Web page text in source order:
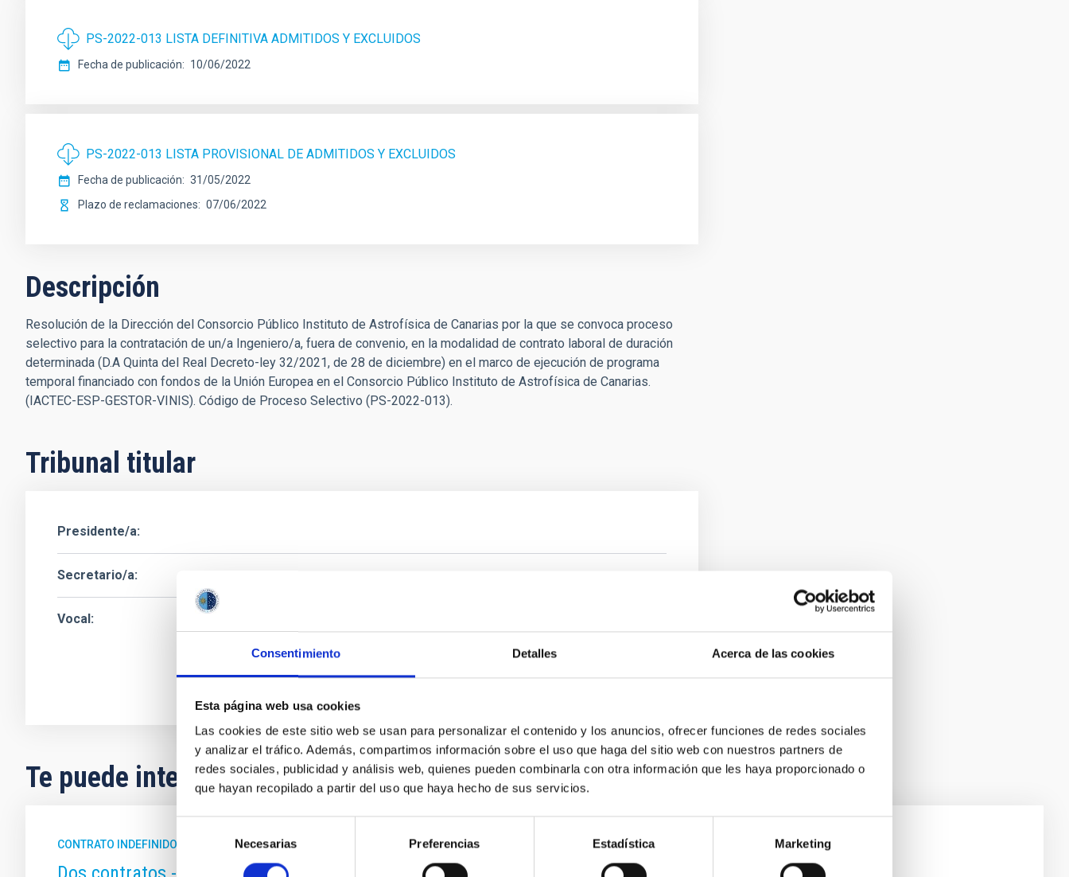
Consentimiento Detalles Acerca de las cookies
Esta página web usa cookies
Las cookies de este sitio web se usan para personalizar el contenido y los anuncios, ofrecer funciones de redes sociales
y analizar el tráfico. Además, compartimos información sobre el uso que haga del sitio web con nuestros partners de
redes sociales, publicidad y análisis web, quienes pueden combinarla con otra información que les haya proporcionado o
que hayan recopilado a partir del uso que haya hecho de sus servicios.
de
consentimiento
Necesarias Preferencias Estadística Marketing
PS-2022-013 LISTA DEFINITIVA ADMITIDOS Y EXCLUIDOS
Fecha de publicación 10/06/2022
PS-2022-013 LISTA PROVISIONAL DE ADMITIDOS Y EXCLUIDOS
Fecha de publicación
31/05/2022
Plazo de reclamaciones
07/06/2022
Descripción
Resolución de la Dirección del Consorcio Público Instituto de Astrofísica de Canarias por la que se convoca proceso
selectivo para la contratación de un/a Ingeniero/a, fuera de convenio, en la modalidad de contrato laboral de duración
determinada (D.A Quinta del Real Decreto-ley 32/2021, de 28 de diciembre) en el marco de ejecución de programa
temporal financiado con fondos de la Unión Europea en el Consorcio Público Instituto de Astrofísica de Canarias.
(IACTEC-ESP-GESTOR-VINIS). Código de Proceso Selectivo (PS-2022-013).
Tribunal titular
Presidente/a
Secretario/a
Vocal
Te puede interesar
CONTRATO INDEFINIDO